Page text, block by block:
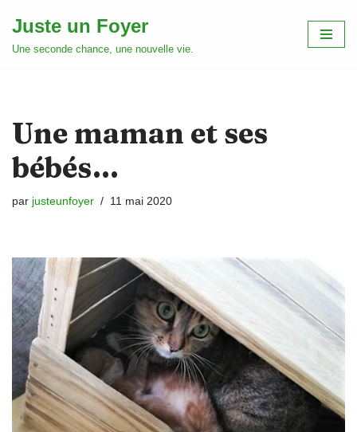
Aller
Juste un Foyer
Une seconde chance, une nouvelle vie.
Une maman et ses
bébés…
par justeunfoyer 11 mai 2020